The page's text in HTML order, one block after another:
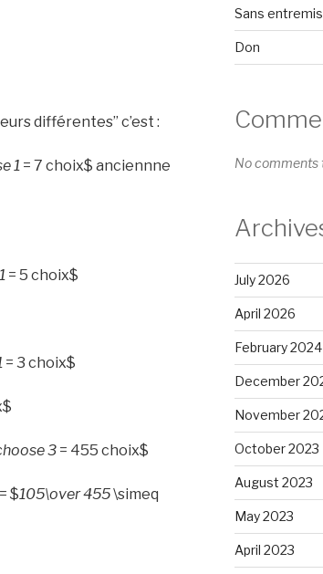
différentes” c’est :
1 = 7 choix$ anciennne
= 5 choix$
= 3 choix$
3 = 455 choix$
$105\over 455\simeq
Sans
Don
No comments
July 2026
April 2026
February 2024
December
November
October 2023
August 2023
May 2023
April 2023